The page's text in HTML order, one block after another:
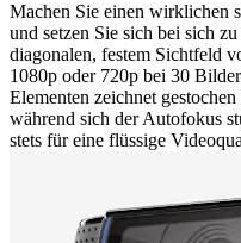
Machen Sie einen wirklichen
und setzen Sie sich bei sich
diagonalen, festem Sichtfeld
1080p oder 720p bei 30
Elementen zeichnet
während sich der Autofokus
stets für eine flüssige